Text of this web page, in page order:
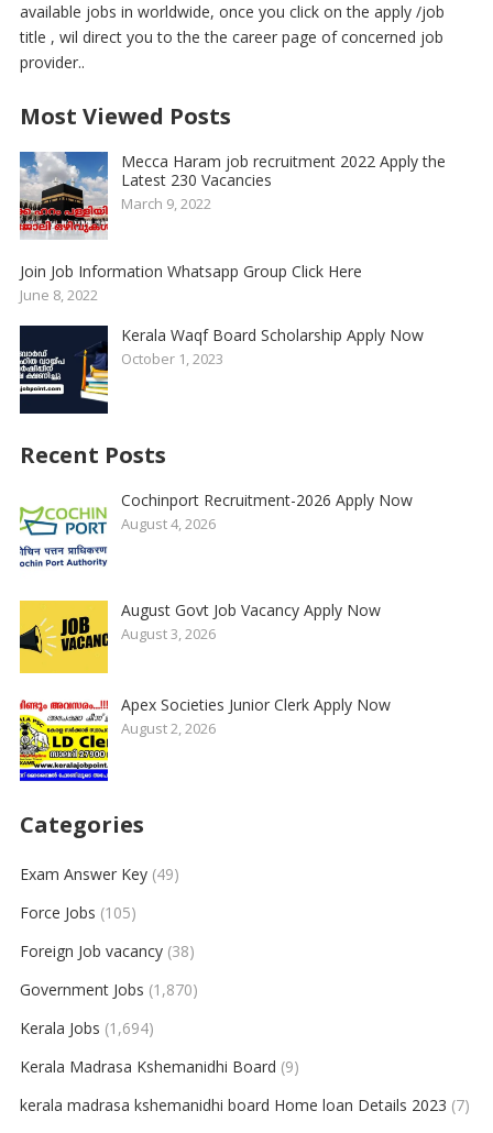
available jobs in worldwide, once you click on the apply /job
title , wil direct you to the the career page of concerned job
provider..
Most Viewed Posts
Mecca Haram job recruitment 2022 Apply the
Latest 230 Vacancies
March 9, 2022
Join Job Information Whatsapp Group Click Here
June 8, 2022
Kerala Waqf Board Scholarship Apply Now
October 1, 2023
Recent Posts
Cochinport Recruitment-2026 Apply Now
August 4, 2026
August Govt Job Vacancy Apply Now
August 3, 2026
Apex Societies Junior Clerk Apply Now
August 2, 2026
Categories
Exam Answer Key(49)
Force Jobs (105)
Foreign Job vacancy(38)
Government Jobs (1,870)
Kerala Jobs (1,694)
Kerala Madrasa Kshemanidhi Board (9)
kerala madrasa kshemanidhi board Home loan Details 2023 (7)